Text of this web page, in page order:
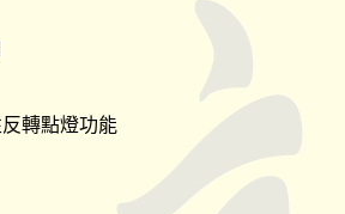
轉點燈功能